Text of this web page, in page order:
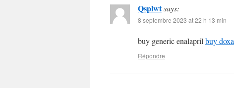
Qsplwtsays:
8 septembre 2023 at 22 h 13 min
buy generic enalapril buy
Répondre